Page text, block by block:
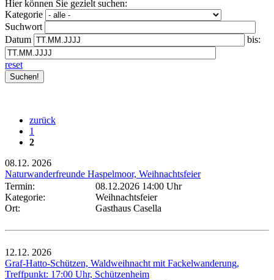
Hier können Sie gezielt suchen:
Kategorie
Suchwort
Datum
bis:
reset
zurück
1
2
08.12. 2026
Naturwanderfreunde Haspelmoor, Weihnachtsfeier
Termin:
08.12.2026 14:00 Uhr
Kategorie:
Weihnachtsfeier
Ort:
Gasthaus Casella
12.12. 2026
Graf-Hatto-Schützen, Waldweihnacht mit Fackelwanderung,
Treffpunkt: 17:00 Uhr, Schützenheim